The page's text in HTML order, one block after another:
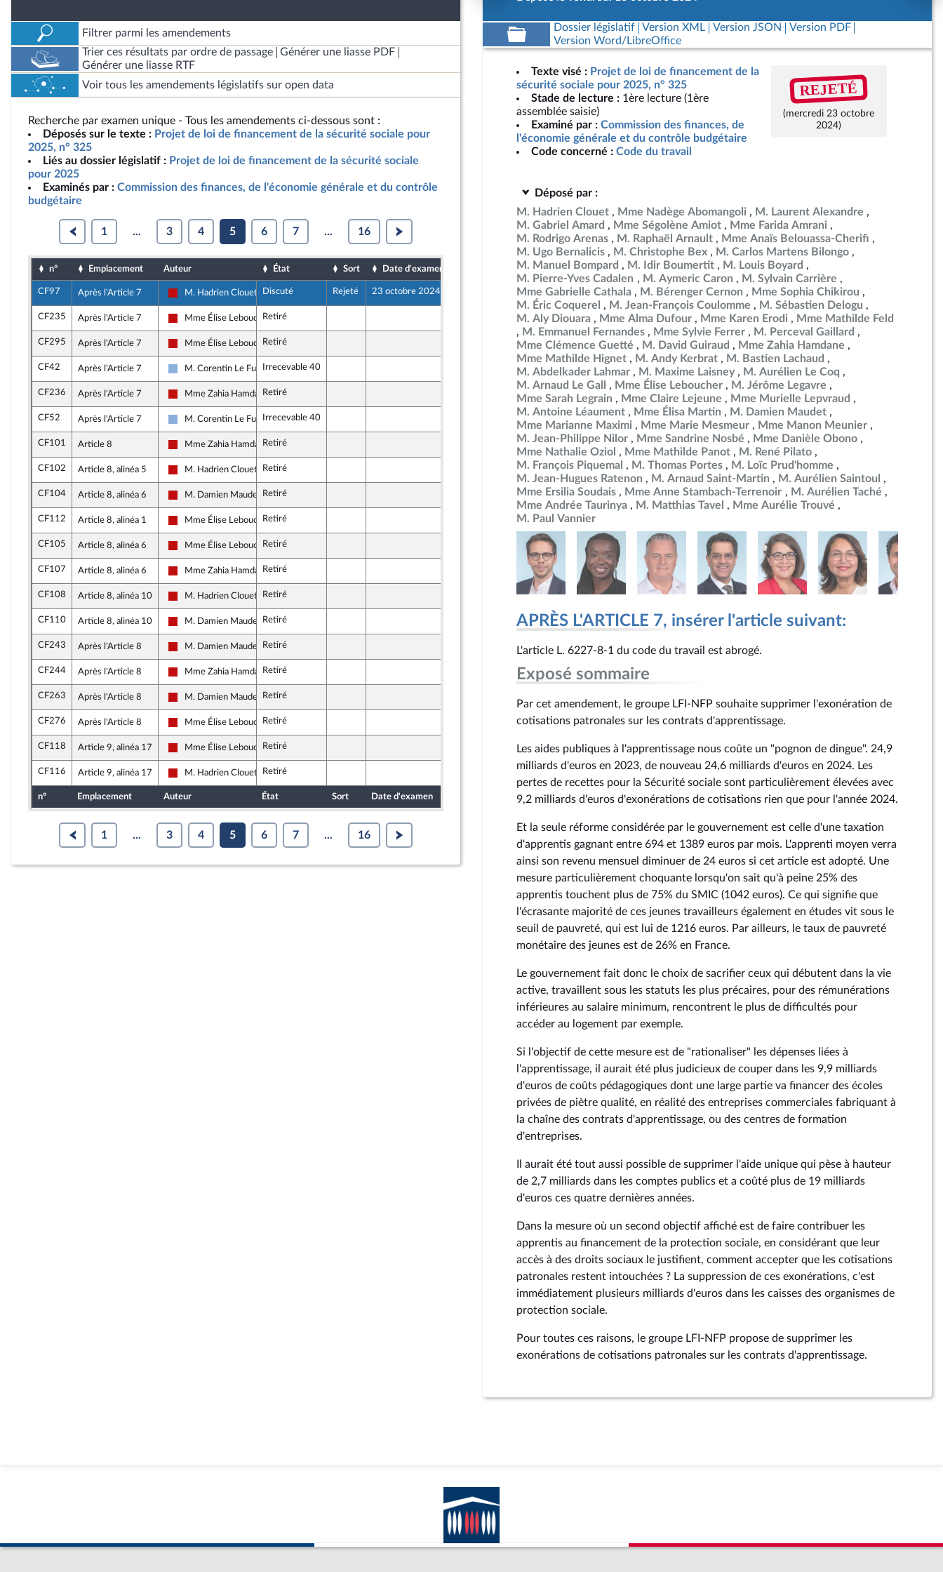
Filtrer parmi les amendements
Trier ces résultats par ordre de passage
Générer une liasse PDF
Générer une liasse RTF
Voir tous les amendements législatifs sur open data
Recherche par examen unique - Tous les amendements ci-dessous sont :
Déposés sur le texte : Projet de loi de financement de la sécurité sociale pour
2025, n° 325
Liés au dossier législatif : Projet de loi de financement de la sécurité sociale
pour 2025
Examinés par : Commission des finances, de l'économie générale et du contrôle
budgétaire
1 ... 3 4 5 6 7 ... 16
n° Emplacement Auteur État Sort Date d'examen Date de dépôt
CF97 Après l'Article 7
La France insoumise - Nouveau Front Populaire
M. Hadrien Clouet Discuté Rejeté 23 octobre 2024 18 octobre 2024
CF235 Après l'Article 7
La France insoumise - Nouveau Front Populaire
Mme Élise LeboucherRetiré 19 octobre 2024
CF295 Après l'Article 7
La France insoumise - Nouveau Front Populaire
Mme Élise LeboucherRetiré 19 octobre 2024
CF42 Après l'Article 7
Droite Républicaine
M. Corentin Le Fur Irrecevable 40 18 octobre 2024
CF236 Après l'Article 7
La France insoumise - Nouveau Front Populaire
Mme Zahia HamdaneRetiré 19 octobre 2024
CF52 Après l'Article 7
Droite Républicaine
M. Corentin Le Fur Irrecevable 40 18 octobre 2024
CF101 Article 8
La France insoumise - Nouveau Front Populaire
Mme Zahia HamdaneRetiré 18 octobre 2024
CF102 Article 8, alinéa 5
La France insoumise - Nouveau Front Populaire
M. Hadrien Clouet Retiré 18 octobre 2024
CF104 Article 8, alinéa 6
La France insoumise - Nouveau Front Populaire
M. Damien Maudet Retiré 18 octobre 2024
CF112 Article 8, alinéa 1
La France insoumise - Nouveau Front Populaire
Mme Élise LeboucherRetiré 18 octobre 2024
CF105 Article 8, alinéa 6
La France insoumise - Nouveau Front Populaire
Mme Élise LeboucherRetiré
CF107 Article 8, alinéa 6
La France insoumise - Nouveau Front Populaire
Mme Zahia HamdaneRetiré
CF108 Article 8, alinéa 10
La France insoumise - Nouveau Front Populaire
M. Hadrien Clouet Retiré 18 octobre 2024
CF110 Article 8, alinéa 10
La France insoumise - Nouveau Front Populaire
M. Damien Maudet Retiré 18 octobre 2024
CF243 Après l'Article 8
La France insoumise - Nouveau Front Populaire
M. Damien Maudet Retiré 19 octobre 2024
CF244 Après l'Article 8
La France insoumise - Nouveau Front Populaire
Mme Zahia HamdaneRetiré 19 octobre 2024
CF263 Après l'Article 8
La France insoumise - Nouveau Front Populaire
M. Damien Maudet Retiré
CF276 Après l'Article 8
La France insoumise - Nouveau Front Populaire
Mme Élise LeboucherRetiré 19 octobre 2024
CF118 Article 9, alinéa 17
La France insoumise - Nouveau Front Populaire
Mme Élise LeboucherRetiré 18 octobre 2024
CF116 Article 9, alinéa 17
La France insoumise - Nouveau Front Populaire
M. Hadrien Clouet Retiré 18 octobre 2024
n° Emplacement Auteur État Sort Date d'examen
1 ... 3 4 5 6 7 ... 16
Dossier législatif Version XML Version JSON
Version PDF
Version Word/LibreOffice
Texte visé : Projet de loi de financement de la
sécurité sociale pour 2025, n° 325
Stade de lecture : 1ère lecture (1ère
assemblée saisie)
Examiné par : Commission des finances, de
l'économie générale et du contrôle budgétaire
Code concerné : Code du travail
REJETÉ
(mercredi 23 octobre
2024)
Déposé par :
M. Hadrien Clouet
Mme Nadège Abomangoli
M. Laurent Alexandre
M. Gabriel Amard
Mme Ségolène Amiot
Mme Farida Amrani
M. Rodrigo Arenas
M. Raphaël Arnault
Mme Anaïs Belouassa-Cherifi
M. Ugo Bernalicis
M. Christophe Bex
M. Carlos Martens Bilongo
M. Manuel Bompard
M. Idir Boumertit
M. Louis Boyard
M. Pierre-Yves Cadalen
M. Aymeric Caron
M. Sylvain Carrière
Mme Gabrielle Cathala
M. Bérenger Cernon
Mme Sophia Chikirou
M. Éric Coquerel
M. Jean-François Coulomme
M. Sébastien Delogu
M. Aly Diouara
Mme Alma Dufour Mme Karen Erodi
Mme Mathilde Feld
M. Emmanuel Fernandes
Mme Sylvie Ferrer
M. Perceval Gaillard
Mme Clémence Guetté
M. David Guiraud
Mme Zahia Hamdane
Mme Mathilde Hignet
M. Andy Kerbrat
M. Bastien Lachaud
M. Abdelkader Lahmar
M. Maxime Laisney
M. Aurélien Le Coq
M. Arnaud Le Gall
Mme Élise Leboucher
M. Jérôme Legavre
Mme Sarah Legrain
Mme Claire Lejeune
Mme Murielle Lepvraud
M. Antoine Léaument
Mme Élisa Martin
M. Damien Maudet
Mme Marianne Maximi
Mme Marie Mesmeur
Mme Manon Meunier
M. Jean-Philippe Nilor
Mme Sandrine Nosbé
Mme Danièle Obono
Mme Nathalie Oziol
Mme Mathilde Panot
M. René Pilato
M. François Piquemal
M. Thomas Portes
M. Loïc Prud'homme
M. Jean-Hugues Ratenon
M. Arnaud Saint-Martin
M. Aurélien Saintoul
Mme Ersilia Soudais
Mme Anne Stambach-Terrenoir
M. Aurélien Taché
Mme Andrée Taurinya
M. Matthias Tavel
Mme Aurélie Trouvé
M. Paul Vannier
APRÈS L'ARTICLE 7, insérer l'article suivant:
L'article L. 6227-8-1 du code du travail est abrogé.
Exposé sommaire
Par cet amendement, le groupe LFI-NFP souhaite supprimer l'exonération de
cotisations patronales sur les contrats d'apprentissage.
Les aides publiques à l'apprentissage nous coûte un "pognon de dingue". 24,9
milliards d'euros en 2023, de nouveau 24,6 milliards d'euros en 2024. Les
pertes de recettes pour la Sécurité sociale sont particulièrement élevées avec
9,2 milliards d'euros d'exonérations de cotisations rien que pour l'année 2024.
Et la seule réforme considérée par le gouvernement est celle d'une taxation
d'apprentis gagnant entre 694 et 1389 euros par mois. L'apprenti moyen verra
ainsi son revenu mensuel diminuer de 24 euros si cet article est adopté. Une
mesure particulièrement choquante lorsqu'on sait qu'à peine 25% des
apprentis touchent plus de 75% du SMIC (1042 euros). Ce qui signifie que
l'écrasante majorité de ces jeunes travailleurs également en études vit sous le
seuil de pauvreté, qui est lui de 1216 euros. Par ailleurs, le taux de pauvreté
monétaire des jeunes est de 26% en France.
Le gouvernement fait donc le choix de sacrifier ceux qui débutent dans la vie
active, travaillent sous les statuts les plus précaires, pour des rémunérations
inférieures au salaire minimum, rencontrent le plus de difficultés pour
accéder au logement par exemple.
Si l'objectif de cette mesure est de "rationaliser" les dépenses liées à
l'apprentissage, il aurait été plus judicieux de couper dans les 9,9 milliards
d'euros de coûts pédagogiques dont une large partie va financer des écoles
privées de piètre qualité, en réalité des entreprises commerciales fabriquant à
la chaîne des contrats d'apprentissage, ou des centres de formation
d'entreprises.
Il aurait été tout aussi possible de supprimer l'aide unique qui pèse à hauteur
de 2,7 milliards dans les comptes publics et a coûté plus de 19 milliards
d'euros ces quatre dernières années.
Dans la mesure où un second objectif affiché est de faire contribuer les
apprentis au financement de la protection sociale, en considérant que leur
accès à des droits sociaux le justifient, comment accepter que les cotisations
patronales restent intouchées ? La suppression de ces exonérations, c'est
immédiatement plusieurs milliards d'euros dans les caisses des organismes de
protection sociale.
Pour toutes ces raisons, le groupe LFI-NFP propose de supprimer les
exonérations de cotisations patronales sur les contrats d'apprentissage.